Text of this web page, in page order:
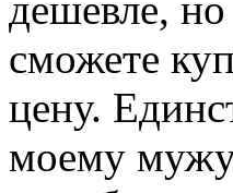
сможете
цену.
моему